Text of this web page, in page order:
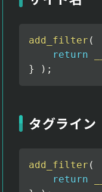
add_filter (
return
}
) ;
タグライン
add_filter (
return